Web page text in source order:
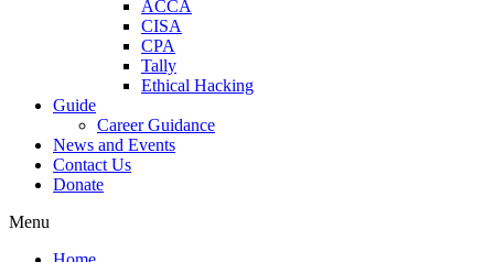
ACCA
CISA
CPA
Tally
Ethical Hacking
Guide
Career Guidance
News and Events
Contact Us
Donate
Menu